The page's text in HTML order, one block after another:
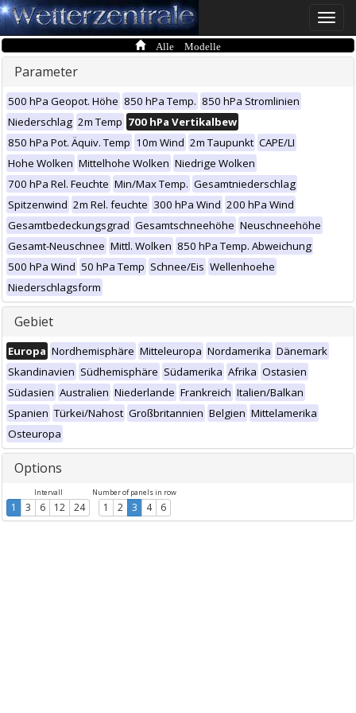
Toggle
Alle Modelle
Parameter
500 hPa Geopot. Höhe 850 hPa Temp. 850 hPa Stromlinien
Niederschlag 2m Temp 700 hPa Vertikalbew
850 hPa Pot. Äquiv. Temp 10m Wind 2m Taupunkt CAPE/LI
Hohe Wolken Mittelhohe Wolken Niedrige Wolken
700 hPa Rel. Feuchte Min/Max Temp. Gesamtniederschlag
Spitzenwind 2m Rel. feuchte 300 hPa Wind 200 hPa Wind
Gesamtbedeckungsgrad Gesamtschneehöhe Neuschneehöhe
Gesamt-Neuschnee Mittl. Wolken 850 hPa Temp. Abweichung
500 hPa Wind 50 hPa Temp Schnee/Eis Wellenhoehe
Niederschlagsform
Gebiet
Europa Nordhemisphäre Mitteleuropa Nordamerika Dänemark
Skandinavien Südhemisphäre Südamerika Afrika Ostasien
Südasien Australien Niederlande Frankreich Italien/Balkan
Spanien Türkei/Nahost Großbritannien Belgien Mittelamerika
Osteuropa
Options
Intervall
1 3 6 12 24
Number of panels in row
1 2 3 4 6